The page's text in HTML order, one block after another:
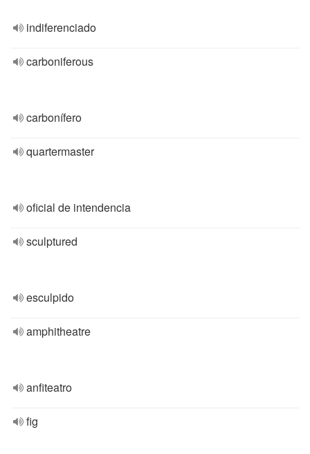
indiferenciado
carboniferous
carbonífero
quartermaster
oficial de intendencia
sculptured
esculpido
amphitheatre
anfiteatro
fig